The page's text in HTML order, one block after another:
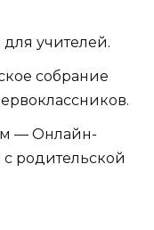
учителей.
собрание
— Онлайн-
родительской